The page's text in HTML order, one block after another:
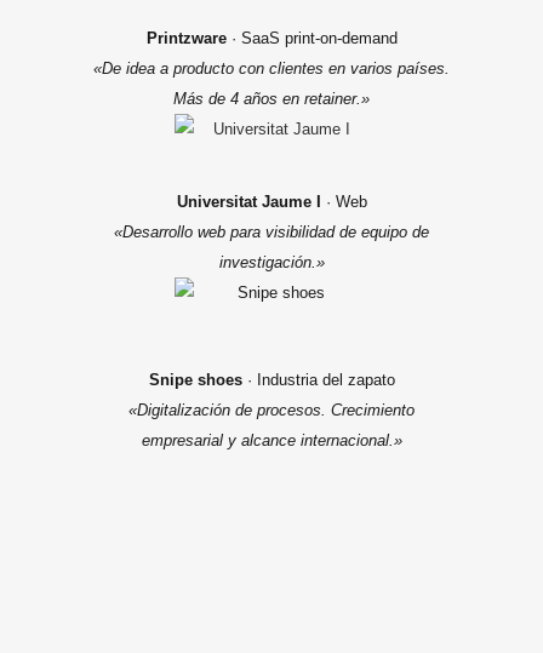
Printzware· SaaS print-on-demand
«De idea a producto con clientes en varios países.
Más de 4 años en retainer.»
Universitat Jaume I · Web
«Desarrollo web para visibilidad de equipo de
investigación.»
Snipe shoes· Industria del zapato
«Digitalización de procesos. Crecimiento
empresarial y alcance internacional.»